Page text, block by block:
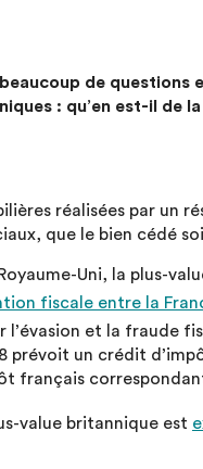
beaucoup de
: qu’en est-il de
réalisées par un
que le bien cédé
Uni, la plus-
fiscale entre la
et la fraude
prévoit un crédit
français
value britannique est